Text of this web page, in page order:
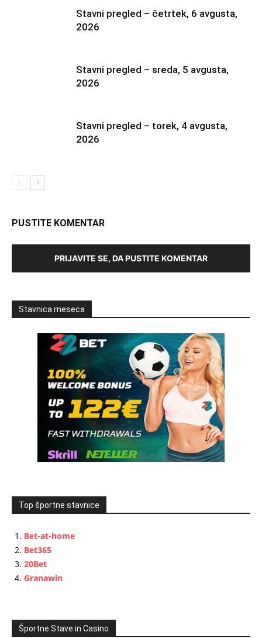
Stavni pregled – četrtek, 6 avgusta,
2026
Stavni pregled – sreda, 5 avgusta,
2026
Stavni pregled – torek, 4 avgusta,
2026
PUSTITE KOMENTAR
PRIJAVITE SE, DA PUSTITE KOMENTAR
Stavnica meseca
Top športne stavnice
Bet-at-home
Bet365
20Bet
Granawin
Športne Stave in Casino